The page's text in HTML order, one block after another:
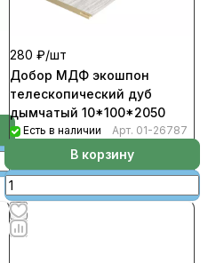
280 ₽/шт
Добор МДФ экошпон
телескопический дуб
дымчатый 10*100*2050
Есть в наличии Арт. 01-26787
В корзину